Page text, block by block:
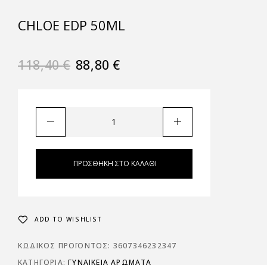
CHLOE EDP 50ML
118,40€ 88,80 €
ΠΡΟΣΘΉΚΗ ΣΤΟ ΚΑΛΆΘΙ
ADD TO WISHLIST
ΚΩΔΙΚΌΣ ΠΡΟΪΌΝΤΟΣ: 3607346232347
ΚΑΤΗΓΟΡΊΑ:ΓΥΝΑΙΚΕΊΑ ΑΡΏΜΑΤΑ